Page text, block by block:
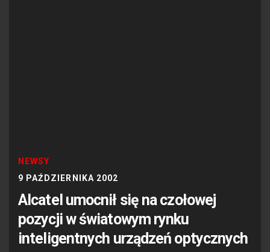
NEWSY
9 PAŹDZIERNIKA 2002
Alcatel umocnił się na czołowej
pozycji w światowym rynku
inteligentnych urządzeń optycznych